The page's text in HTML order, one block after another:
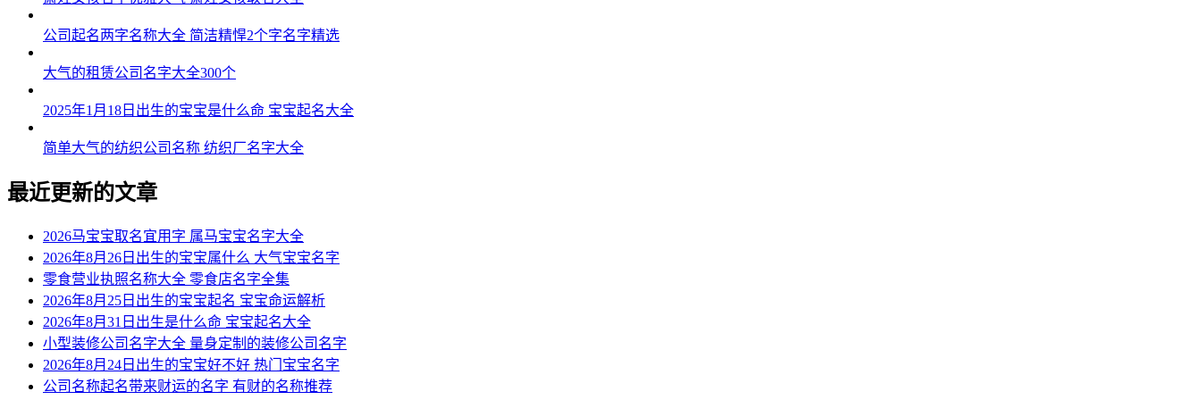
公司起名两字名称大全 简洁精悍2个字名字精选
大气的租赁公司名字大全300个
2025年1月18日出生的宝宝是什么命 宝宝起名大全
简单大气的纺织公司名称 纺织厂名字大全
最近更新的文章
2026马宝宝取名宜用字 属马宝宝名字大全
2026年8月26日出生的宝宝属什么 大气宝宝名字
零食营业执照名称大全 零食店名字全集
2026年8月25日出生的宝宝起名 宝宝命运解析
2026年8月31日出生是什么命 宝宝起名大全
小型装修公司名字大全 量身定制的装修公司名字
2026年8月24日出生的宝宝好不好 热门宝宝名字
公司名称起名带来财运的名字 有财的名称推荐